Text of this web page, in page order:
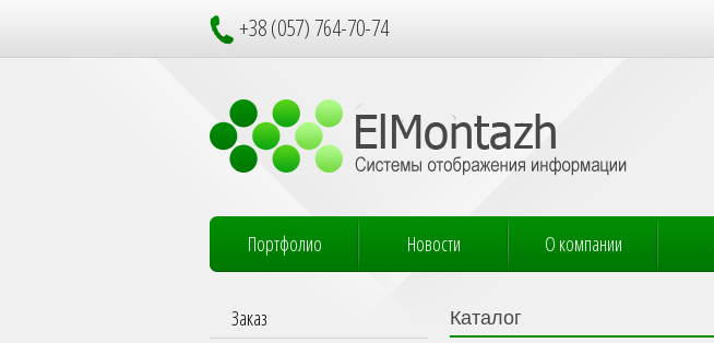
+38 (057) 764-70-74
Портфолио Новости О компании
Заказ
Каталог